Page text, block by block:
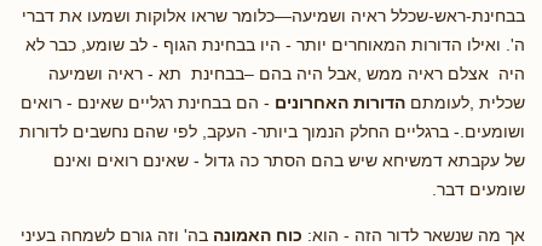
בבחינת-ראש-שכלל ראיה ושמיעה—כלומר שראו אלוקות ושמעו את דברי
ה'. ואילו הדורות המאוחרים יותר - היו בבחינת הגוף - לב שומע, כבר לא
היה אצלם ראיה ממש ,אבל היה בהם –בבחינת תא - ראיה ושמיעה
שכלית ,לעומתם הדורות האחרונים - הם בבחינת רגליים שאינם - רואים
ושומעים.- ברגליים החלק הנמוך ביותר- העקב, לפי שהם נחשבים לדורות
של עקבתא דמשיחא שיש בהם הסתר כה גדול - שאינם רואים ואינם
שומעים דבר.
אך מה שנשאר לדור הזה - הוא: כוח האמונה בה' וזה גורם לשמחה בעיני